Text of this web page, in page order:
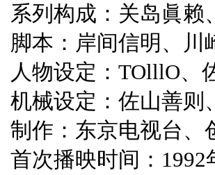
构成：关岛眞赖
：岸间信明、川
物设定： TOlllO、
设定：佐山善则
：东京电视台、
播映时间： 1992